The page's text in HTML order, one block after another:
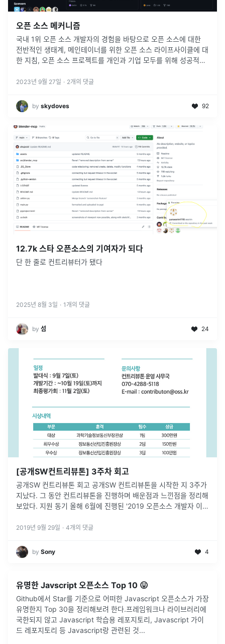
오픈 소스 메커니즘
국내 1위 오픈 소스 개발자의 경험을 바탕으로 오픈 소스에 대한
전반적인 생태계, 메인테이너를 위한 오픈 소스 라이프사이클에 대
한 지침, 오픈 소스 프로젝트를 개인과 기업 모두를 위해 성공적인
2023년 9월 27일 · 2개의 댓글
by skydoves 92
12.7k 스타 오픈소스의 기여자가 되다
단 한 줄로 컨트리뷰터가 됐다
2025년 8월 3일 · 1 개의 댓글
by 섬 24
[공개SW컨트리뷰톤] 3주차 회고
공개SW 컨트리뷰톤 회고 공개SW 컨트리뷰톤을 시작한 지 3주가
지났다. 그 동안 컨트리뷰톤을 진행하며 배운점과 느낀점을 정리해
보았다. 지원 동기 올해 6월에 진행된 '2019 오픈소스 개발자 이야
2019년 9월 29일 · 4개의 댓글
by Sony 4
유명한 Javscript 오픈소스 Top 10 😛
Github에서 Star를 기준으로 어떠한 Javascript 오픈소스가 가장
유명한지 Top 30을 정리해보려 한다.프레임워크나 라이브러리에
국한되지 않고 Javascript 학습용 레포지토리, Javascript 가이
드 레포지토리 등 Javascript랑 관련된 것...